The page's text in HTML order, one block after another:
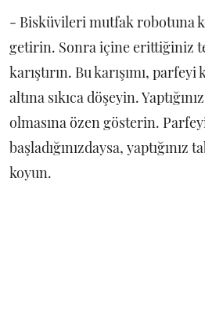
- Bisküvileri mutfak robotuna
getirin. Sonra içine erittiğiniz
karıştırın. Bu karışımı, parfeyi
altına sıkıca döşeyin.
olmasına özen gösterin.
başladığınızdaysa, yaptığınız
koyun.